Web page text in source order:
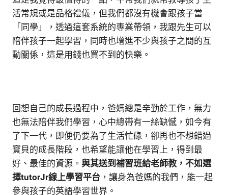
活常規或是品格禮儀，但我們都沒有機會跟孩子當
「同學」，透過這套系統的專業帶領，我跟先生可以
陪伴孩子一起學習，同時也增進不少與孩子之間的互
動關係，這是用錢也買不到的快樂。
回想自己的成長過程中，爸媽總是辛勤於工作，無力
也無法陪伴我們學習，心中總帶有一絲缺憾，如今有
了下一代，即便仍要為了生活忙碌，卻再也不想錯過
寶貝的成長階段，也希望能讓他在學習上，得到最
好、最佳的資源。 與其送到補習班給老師教，不如選
擇tutorJr線上學習平台 ，讓身為爸媽的我們，能一起
參與孩子的英語學習世界。